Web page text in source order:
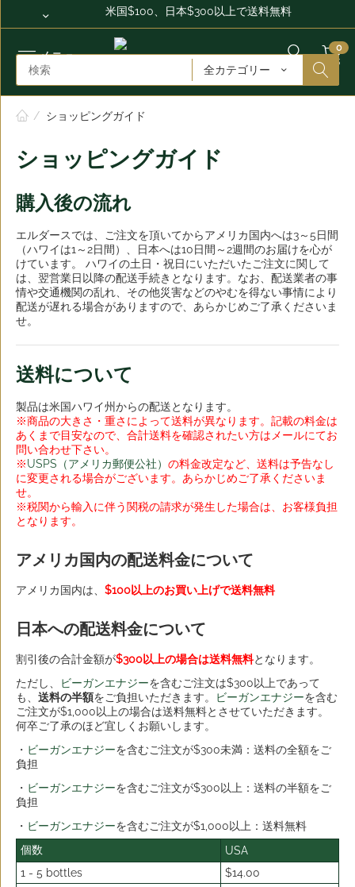
米国$100、日本$300以上で送料無料
全カテゴリー
0
メニュー
/ ショッピングガイド
ショッピングガイド
購入後の流れ
エルダースでは、ご注文を頂いてからアメリカ国内へは3～5日間
（ハワイは1～2日間）、日本へは10日間～2週間のお届けを心が
けています。 ハワイの土日・祝日にいただいたご注文に関して
は、翌営業日以降の配送手続きとなります。なお、配送業者の事
情や交通機関の乱れ、その他災害などのやむを得ない事情により
配送が遅れる場合がありますので、あらかじめご了承くださいま
せ。
送料について
製品は米国ハワイ州からの配送となります。
※商品の大きさ・重さによって送料が異なります。記載の料金は
あくまで目安なので、合計送料を確認されたい方はメールにてお
問い合わせ下さい。
※USPS（アメリカ郵便公社） の料金改定など、送料は予告なし
に変更される場合がございます。あらかじめご了承くださいま
せ。
※税関から輸入に伴う関税の請求が発生した場合は、お客様負担
となります。
アメリカ国内の配送料金について
アメリカ国内は、 $100以上のお買い上げで送料無料
日本への配送料金について
割引後の合計金額が$300以上の場合は送料無料となります。
ただし、
ビーガンエナジーを含むご注文は$300以上であって
も、 送料の半額をご負担いただきます。 ビーガンエナジーを含む
ご注文が$1,000以上の場合は送料無料とさせていただきます。
何卒ご了承のほど宜しくお願いします。
・ ビーガンエナジーを含むご注文が$300未満：送料の全額をご
負担
・ ビーガンエナジーを含むご注文が$300以上：送料の半額をご
負担
・ ビーガンエナジーを含むご注文が$1,000以上：送料無料
個数
USA
1 - 5 bottles
$14.00